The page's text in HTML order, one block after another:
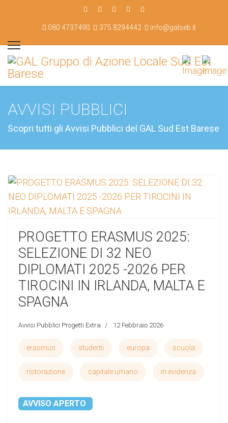
080 4737490 375 8294442 info@galseb.it
AVVISI PUBBLICI
Scopri tutti gli Avvisi Pubblici del GAL Sud Est Barese
PROGETTO ERASMUS 2025:
SELEZIONE DI 32 NEO
DIPLOMATI 2025 -2026 PER
TIROCINI IN IRLANDA, MALTA E
SPAGNA
Avvisi Pubblici Progetti Extra 12 Febbraio 2026
erasmus studenti europa scuola
ristorazione capitale umano in evidenza
AVVISO APERTO